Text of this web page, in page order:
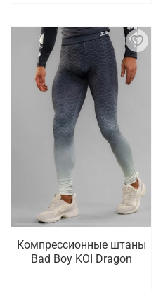
Компрессионные штаны
Bad Boy KOI Dragon